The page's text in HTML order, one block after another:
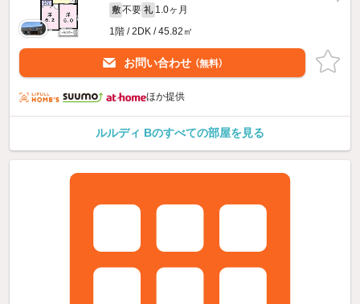
敷 不要 礼 1.0ヶ月
1階 / 2DK / 45.82㎡
お問い合わせ （無料）
ほか提供
ルルディ Bのすべての部屋を見る